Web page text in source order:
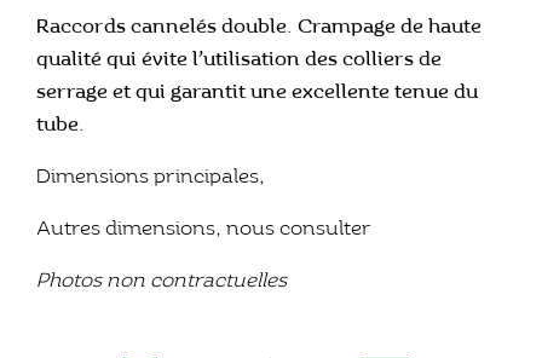
Raccords cannelés double. Crampage de haute
qualité qui évite l’utilisation des colliers de
serrage et qui garantit une excellente tenue du
tube.
Dimensions principales,
Autres dimensions, nous consulter
Photos non contractuelles